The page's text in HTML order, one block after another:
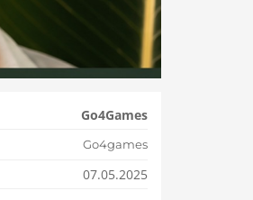
Go4Games
Go4games
07.05.2025